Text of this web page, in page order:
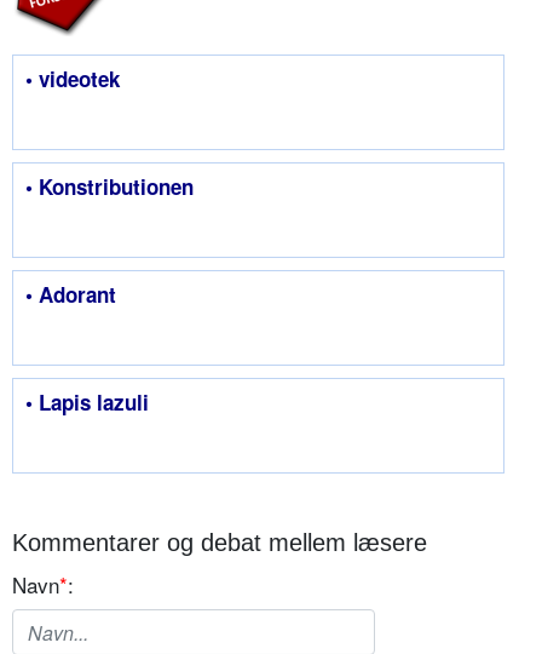
• videotek
• Konstributionen
• Adorant
• Lapis lazuli
Kommentarer og debat mellem læsere
Navn*: